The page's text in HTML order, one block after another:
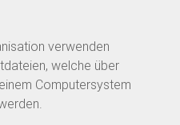
verwenden
welche über
Computersystem